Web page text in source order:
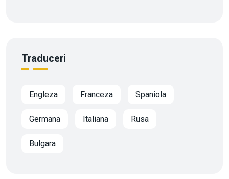
Traduceri
Engleza Franceza Spaniola
Germana Italiana Rusa
Bulgara